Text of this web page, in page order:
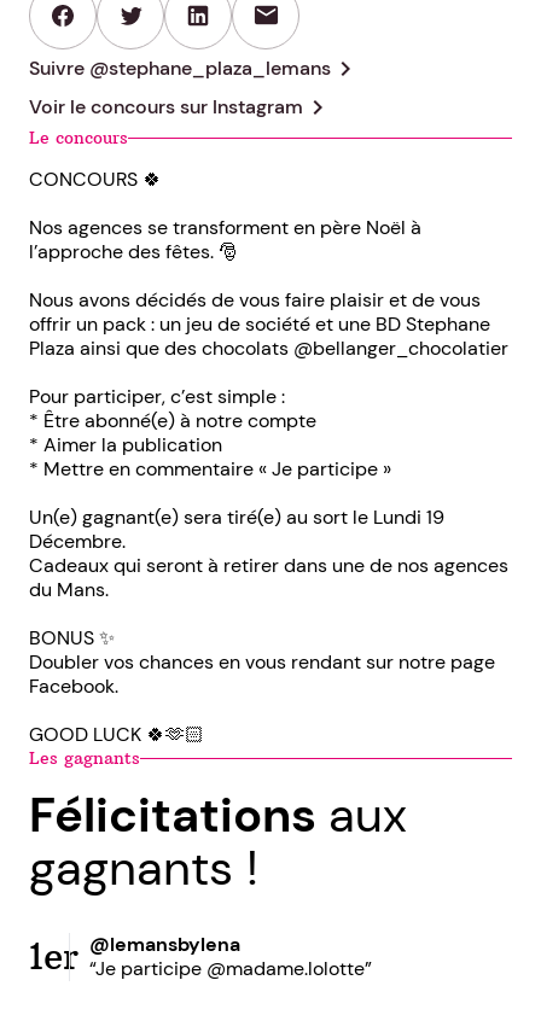
mail
Suivre @stephane_plaza_lemans chevron_right
Voir le concours sur Instagram chevron_right
Le concours
CONCOURS 🍀
Nos agences se transforment en père Noël à
l’approche des fêtes. 🎅
Nous avons décidés de vous faire plaisir et de vous
offrir un pack : un jeu de société et une BD Stephane
Plaza ainsi que des chocolats @bellanger_chocolatier
Pour participer, c’est simple :
* Être abonné(e) à notre compte
* Aimer la publication
* Mettre en commentaire « Je participe »
Un(e) gagnant(e) sera tiré(e) au sort le Lundi 19
Décembre.
Cadeaux qui seront à retirer dans une de nos agences
du Mans.
BONUS ✨
Doubler vos chances en vous rendant sur notre page
Facebook.
GOOD LUCK 🍀🫶🏻
Les gagnants
Félicitations aux
gagnants !
1er @lemansbylena
“Je participe @madame.lolotte”